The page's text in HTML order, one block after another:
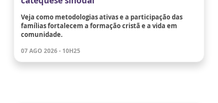
Veja como metodologias ativas e a participação das
famílias fortalecem a formação cristã e a vida em
comunidade.
07 AGO 2026 - 10H25